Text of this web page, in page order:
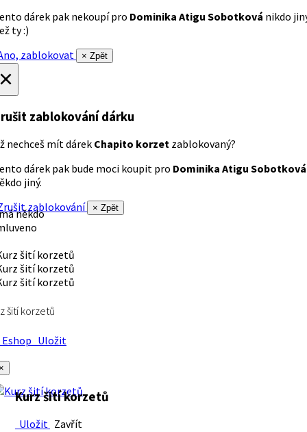
dárek pak nekoupí pro Dominika Atigu Sobotková nikdo
ty :)
zablokovat
× Zpět
zablokování dárku
nechceš mít dárek Chapito korzet zablokovaný?
dárek pak bude moci koupit pro Dominika Atigu Sobotková
jiný.
zablokování
× Zpět
někdo
šití korzetů
Uložit
Kurz šití korzetů
Uložit Zavřít